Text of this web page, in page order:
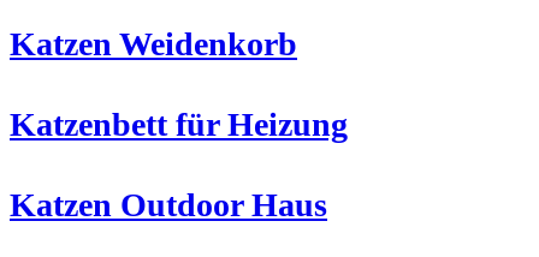
Katzen Weidenkorb
Katzenbett für Heizung
Katzen Outdoor Haus